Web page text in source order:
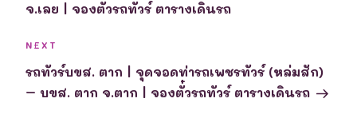
จ.เลย | จองตั๋วรถทัวร์ ตารางเดินรถ
Next
Post
NEXT
รถทัวร์บขส. ตาก | จุดจอดท่ารถเพชรทัวร์ (หล่มสัก)
– บขส. ตาก จ.ตาก | จองตั๋วรถทัวร์ ตารางเดินรถ